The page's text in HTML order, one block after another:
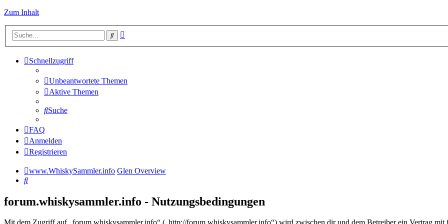
Zum Inhalt
Suche
Schnellzugriff
Unbeantwortete Themen
Aktive Themen
Suche
FAQ
Anmelden
Registrieren
www.WhiskySammler.info Glen Overview
Suche
forum.whiskysammler.info - Nutzungsbedingungen